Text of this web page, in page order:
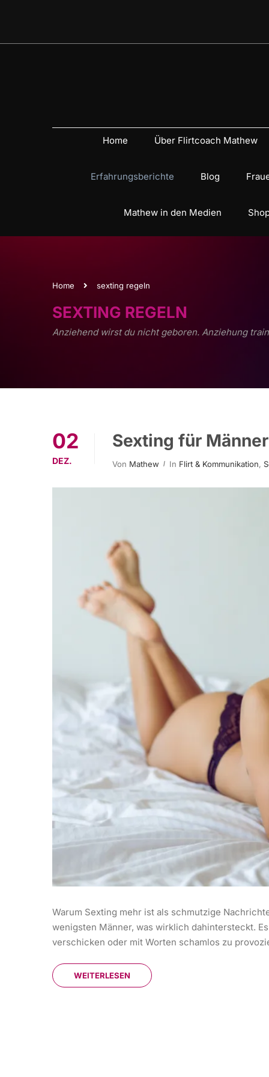
Home Über Flirtcoach Mathew
Erfahrungsberichte Blog
Mathew in den Medien
Home sexting regeln
SEXTING REGELN
Anziehend wirst du nicht geboren. Anziehung
02
DEZ.
Sexting für
Von Mathew In Flirt & Kommunikation,
Warum Sexting mehr ist als schmutzige
wenigsten Männer, was wirklich dahintersteckt.
verschicken oder mit Worten schamlos zu
WEITERLESEN